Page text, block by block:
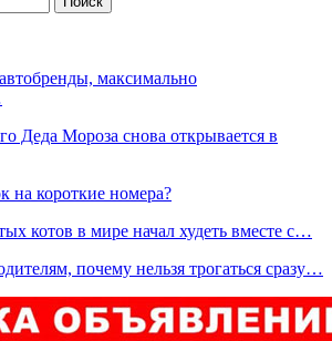
максимально
Деда Мороза снова открывается в
на короткие номера?
котов в мире начал худеть вместе с…
почему нельзя трогаться сразу…